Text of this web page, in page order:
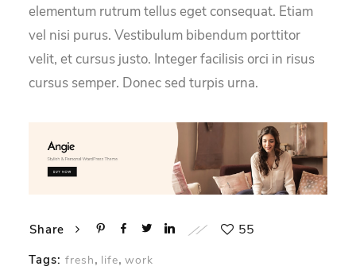
elementum rutrum tellus eget consequat. Etiam
vel nisi purus. Vestibulum bibendum porttitor
velit, et cursus justo. Integer facilisis orci in risus
cursus semper. Donec sed turpis urna.
Tags: fresh, life, work
Share 55